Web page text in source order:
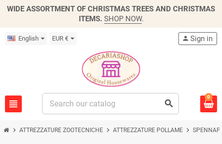
WIDE ASSORTMENT OF CHRISTMAS TREES AND CHRISTMAS
ITEMS. SHOP NOW.
English EUR €
view_headline search
person Sign in
0
chevron_right ATTREZZATURE ZOOTECNICHE chevron_right ATTREZZATURE POLLAME chevron_right